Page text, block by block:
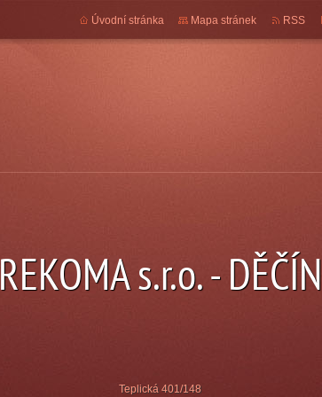
Úvodní stránka Mapa stránek RSS
REKOMA s.r.o. - DĚČÍN
Teplická 401/148